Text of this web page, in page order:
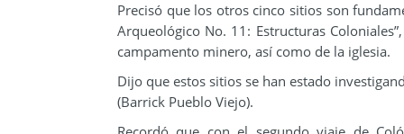
Precisó que los otros cinco sitios son
Arqueológico No. 11: Estructuras
campamento minero, así como de la iglesia.
Dijo que estos sitios se han estado
(Barrick Pueblo Viejo).